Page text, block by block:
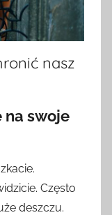
nasz
na swoje
Często
deszczu.